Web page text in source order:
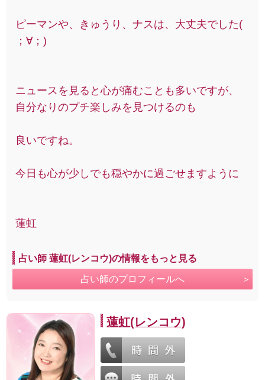
ピーマンや、きゅうり、ナスは、大丈夫でした(
；∀；)
ニュースを見ると心が痛むことも多いですが、
自分なりのプチ楽しみを見つけるのも
良いですね。
今日も心が少しでも穏やかに過ごせますように
蓮虹
占い師 蓮虹(レンコウ)の情報をもっと見る
占い師のプロフィールへ
蓮虹(レンコウ)